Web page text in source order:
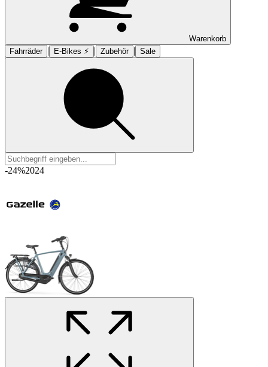
Warenkorb
Fahrräder | E-Bikes ⚡︎ | Zubehör | Sale
-24%2024